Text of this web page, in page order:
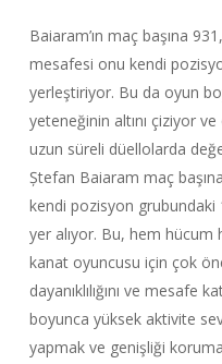
Baiaram’ın maç başına
mesafesi onu kendi
yerleştiriyor. Bu da oyun
yeteneğinin altını çiziyor
uzun süreli düellolarda
Ștefan Baiaram maç
kendi pozisyon grubundaki
yer alıyor. Bu, hem
kanat oyuncusu için çok
dayanıklılığını ve
boyunca yüksek aktivite
yapmak ve genişliği